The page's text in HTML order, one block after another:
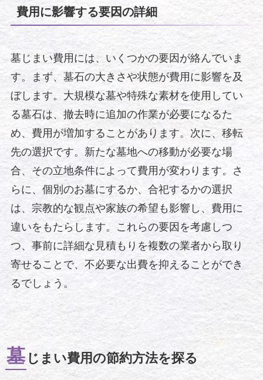
費用に影響する要因の詳細
墓じまい費用には、いくつかの要因が絡んでいま
す。まず、墓石の大きさや状態が費用に影響を及
ぼします。大規模な墓や特殊な素材を使用してい
る墓石は、撤去時に追加の作業が必要になるた
め、費用が増加することがあります。次に、移転
先の選択です。新たな墓地への移動が必要な場
合、その立地条件によって費用が変わります。さ
らに、個別のお墓にするか、合祀するかの選択
は、宗教的な観点や家族の希望も影響し、費用に
違いをもたらします。これらの要因を考慮しつ
つ、事前に詳細な見積もりを複数の業者から取り
寄せることで、不必要な出費を抑えることができ
るでしょう。
墓 じまい費用の節約方法を探る